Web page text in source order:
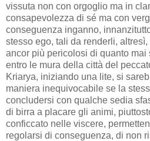
vissuta non con orgoglio ma in
consapevolezza di sé ma con
conseguenza inganno,
stesso ego, tali da renderli,
ancor più pericolosi di quanto mai
entro le mura della città del
Kriarya, iniziando una lite, si
maniera inequivocabile se la
concludersi con qualche sedia
di birra a placare gli animi,
conficcato nelle viscere,
regolarsi di conseguenza, di non